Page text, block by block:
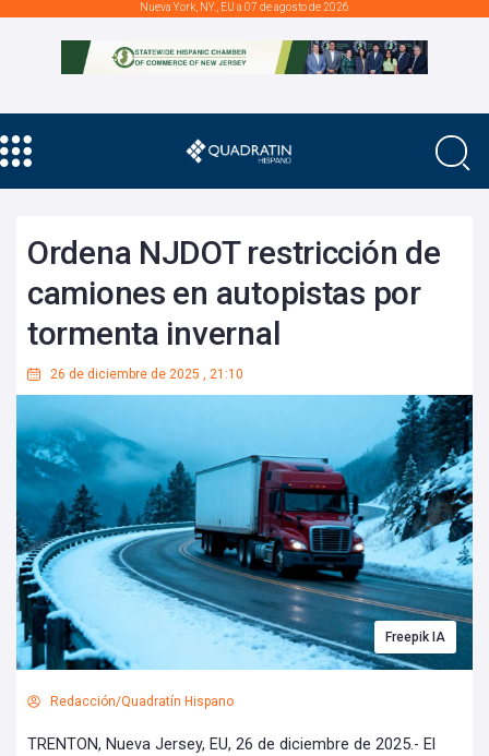
Nueva York, NY., EU a 07 de agosto de 2026
Ordena NJDOT restricción de
camiones en autopistas por
tormenta invernal
26 de diciembre de 2025 , 21:10
Freepik IA
Redacción/Quadratín Hispano
TRENTON, Nueva Jersey, EU, 26 de diciembre de 2025.- El